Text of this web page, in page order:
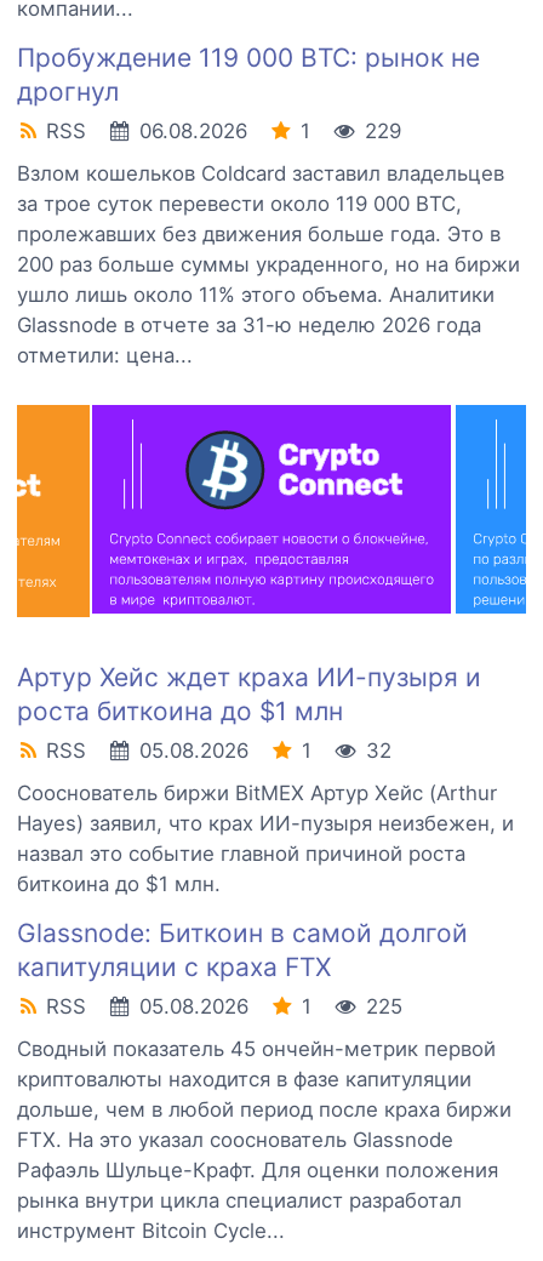
компании...
Пробуждение 119 000 BTC: рынок не
дрогнул
RSS 06.08.2026 1
229
Взлом кошельков Coldcard заставил владельцев
за трое суток перевести около 119 000 BTC,
пролежавших без движения больше года. Это в
200 раз больше суммы украденного, но на биржи
ушло лишь около 11% этого объема. Аналитики
Glassnode в отчете за 31-ю неделю 2026 года
отметили: цена...
Артур Хейс ждет краха ИИ-пузыря и
роста биткоина до $1 млн
RSS 05.08.2026 1
32
Сооснователь биржи BitMEX Артур Хейс (Arthur
Hayes) заявил, что крах ИИ-пузыря неизбежен, и
назвал это событие главной причиной роста
биткоина до $1 млн.
Glassnode: Биткоин в самой долгой
капитуляции с краха FTX
RSS 05.08.2026 1
225
Сводный показатель 45 ончейн-метрик первой
криптовалюты находится в фазе капитуляции
дольше, чем в любой период после краха биржи
FTX. На это указал сооснователь Glassnode
Рафаэль Шульце-Крафт. Для оценки положения
рынка внутри цикла специалист разработал
инструмент Bitcoin Cycle...